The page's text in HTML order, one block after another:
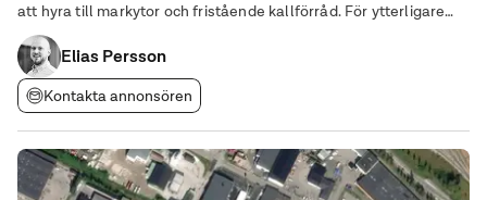
att hyra till markytor och fristående kallförråd. För ytterligare
information välkommen att kontakta Elias Persson, NP3
Fastigheter.Elias Persson
Kontakta annonsören